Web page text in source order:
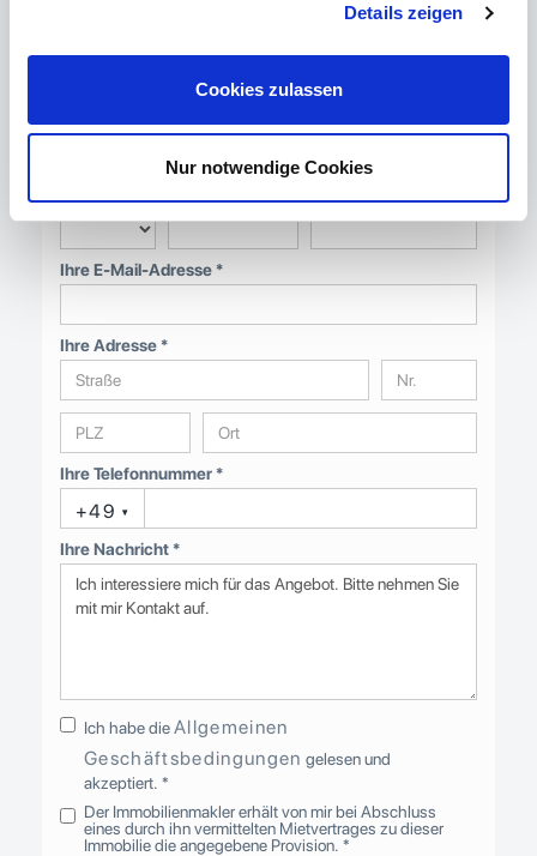
Details zeigen
Cookies zulassen
Nur notwendige Cookies
Direktanfrage
Ihre E-Mail-Adresse *
Ihre Adresse *
Ihre Telefonnummer *
+49 ▾
Ihre Nachricht *
Ich habe dieAllgemeinen
Geschäftsbedingungen gelesen und
akzeptiert. *
Der Immobilienmakler erhält von mir bei Abschluss
eines durch ihn vermittelten Mietvertrages zu dieser
Immobilie die angegebene Provision. *